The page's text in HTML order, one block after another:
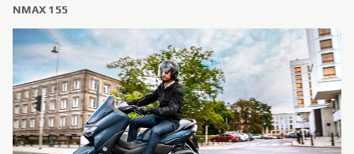
NMAX 155